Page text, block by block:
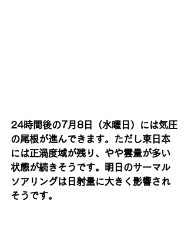
24時間後の7月8日（水曜日）には気圧
の尾根が進んできます。ただし東日本
には正渦度域が残り、やや雲量が多い
状態が続きそうです。明日のサーマル
ソアリングは日射量に大きく影響され
そうです。